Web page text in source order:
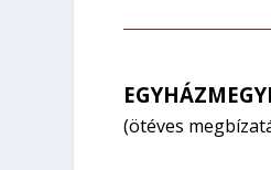
(ötéves